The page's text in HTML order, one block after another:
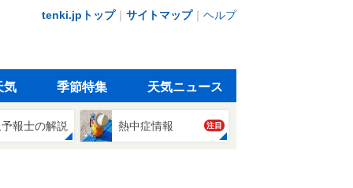
tenki.jpトップ｜ サイトマップ｜ ヘルプ
気 季節特集 天気ニュース
報士の解説 熱中症情報 注目